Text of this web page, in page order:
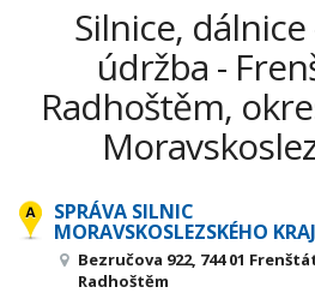
Silnice, dálnice
údržba -
Radhoštěm,
SPRÁVA SILNIC
MORAVSKOSLEZSKÉHO
Bezručova 922, 744 01
Radhoštěm